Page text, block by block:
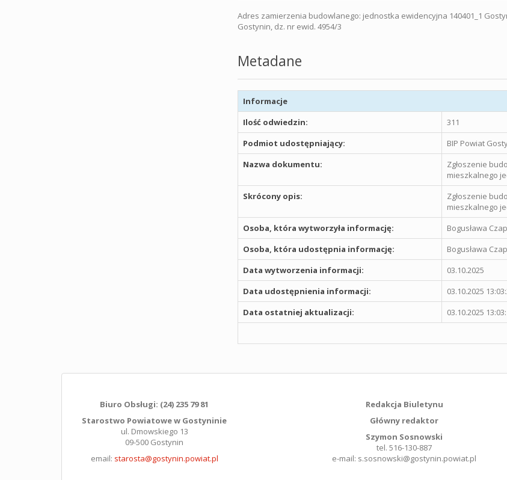
Adres zamierzenia budowlanego: jednostka ewidencyjna 140401_1
Gostynin, dz. nr ewid. 4954/3
Metadane
Informacje
Ilość odwiedzin:
311
Podmiot udostępniający:
BIP Powiat
Nazwa dokumentu:
Zgłoszenie
mieszkalnego
Skrócony opis:
Zgłoszenie
mieszkalnego
Osoba, która wytworzyła informację:
Bogusława
Osoba, która udostępnia informację:
Bogusława
Data wytworzenia informacji:
03.10.2025
Data udostępnienia informacji:
03.10.2025
Data ostatniej aktualizacji:
03.10.2025
Biuro Obsługi: (24) 235 79 81
Starostwo Powiatowe w Gostyninie
ul. Dmowskiego 13
09-500 Gostynin
email: starosta@gostynin.powiat.pl
Redakcja Biuletynu
Główny redaktor
Szymon Sosnowski
tel. 516-130-887
e-mail: s.sosnowski@gostynin.powiat.pl